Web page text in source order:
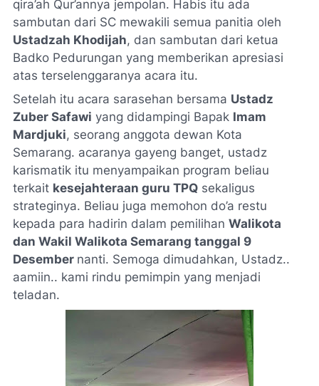
qira’ah Qur’annya jempolan. Habis itu ada
sambutan dari SC mewakili semua panitia oleh
Ustadzah Khodijah, dan sambutan dari ketua
Badko Pedurungan yang memberikan apresiasi
atas terselenggaranya acara itu.
Setelah itu acara sarasehan bersama Ustadz
Zuber Safawi yang didampingi Bapak Imam
Mardjuki, seorang anggota dewan Kota
Semarang. acaranya gayeng banget, ustadz
karismatik itu menyampaikan program beliau
terkait kesejahteraan guru TPQ sekaligus
strateginya. Beliau juga memohon do’a restu
kepada para hadirin dalam pemilihan Walikota
dan Wakil Walikota Semarang tanggal 9
Desember nanti. Semoga dimudahkan, Ustadz..
aamiin.. kami rindu pemimpin yang menjadi
teladan.